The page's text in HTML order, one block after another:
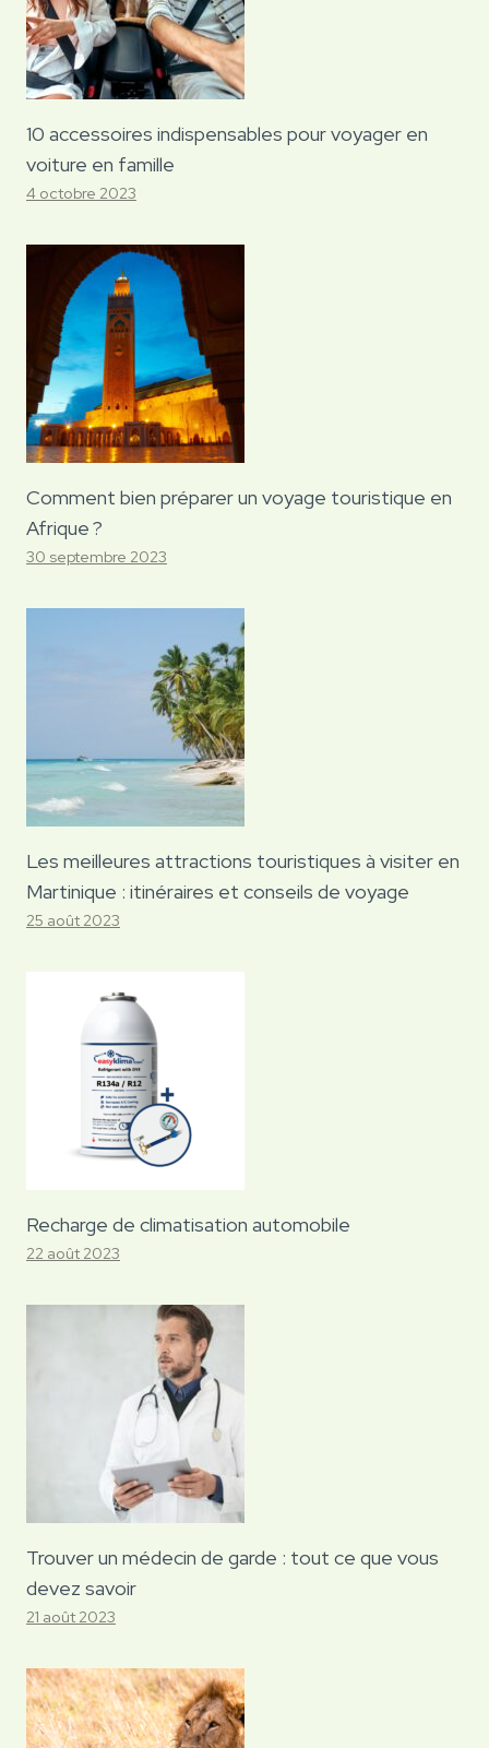
10 accessoires indispensables pour voyager en
voiture en famille
4 octobre 2023
Comment bien préparer un voyage touristique en
Afrique ?
30 septembre 2023
Les meilleures attractions touristiques à visiter en
Martinique : itinéraires et conseils de voyage
25 août 2023
Recharge de climatisation automobile
22 août 2023
Trouver un médecin de garde : tout ce que vous
devez savoir
21 août 2023